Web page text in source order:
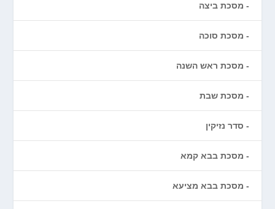
מסכת ביצה
מסכת סוכה
מסכת ראש השנה
מסכת שבת
סדר נזיקין
מסכת בבא קמא
מסכת בבא מציעא